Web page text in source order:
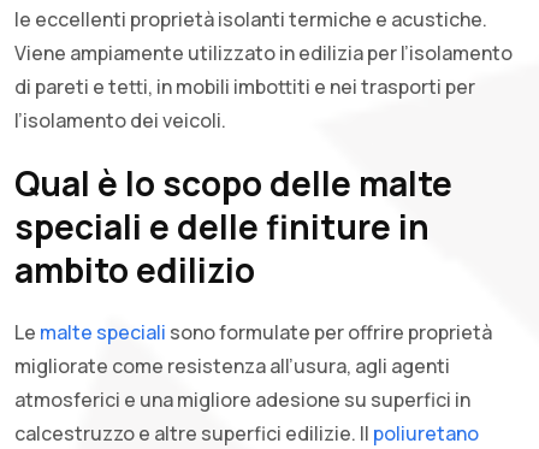
le eccellenti proprietà isolanti termiche e acustiche.
Viene ampiamente utilizzato in edilizia per l’isolamento
di pareti e tetti, in mobili imbottiti e nei trasporti per
l’isolamento dei veicoli.
Qual è lo scopo delle malte
speciali e delle finiture in
ambito edilizio
Le malte speciali sono formulate per offrire proprietà
migliorate come resistenza all’usura, agli agenti
atmosferici e una migliore adesione su superfici in
calcestruzzo e altre superfici edilizie. Il poliuretano